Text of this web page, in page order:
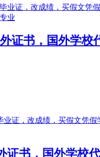
证书，国外学校
证书，国外学校